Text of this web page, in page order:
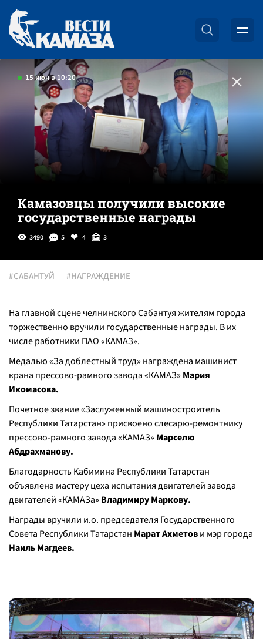
15 июн в 10:20
Камазовцы получили высокие
государственные награды
3490 5 4 3
#САБАНТУЙ #НАГРАЖДЕНИЕ
На главной сцене челнинского Сабантуя жителям города
торжественно вручили государственные награды. В их
числе работники ПАО «КАМАЗ».
Медалью «За доблестный труд» награждена машинист
крана прессово-рамного завода «КАМАЗ» Мария
Икомасова.
Почетное звание «Заслуженный машиностроитель
Республики Татарстан» присвоено слесарю-ремонтнику
прессово-рамного завода «КАМАЗ» Марселю
Абдрахманову.
Благодарность Кабимина Республики Татарстан
объявлена мастеру цеха испытания двигателей завода
двигателей «КАМАЗа» Владимиру Маркову.
Награды вручили и.о. председателя Государственного
Совета Республики Татарстан Марат Ахметови мэр города
Наиль Магдеев.